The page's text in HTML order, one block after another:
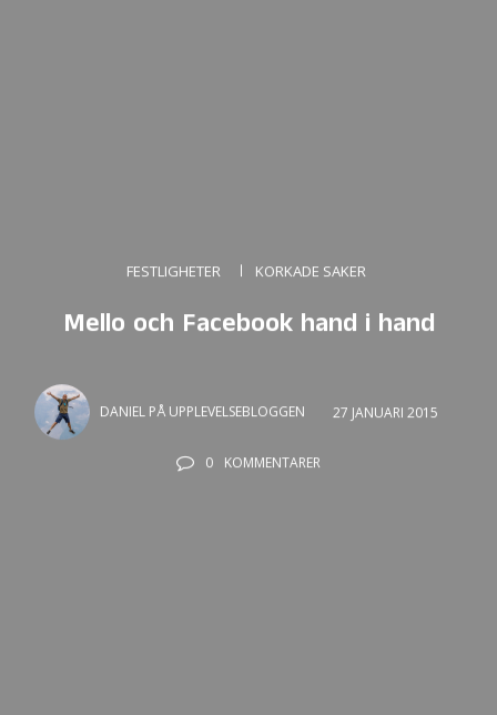
FESTLIGHETER KORKADE SAKER
Mello och Facebook hand i hand
DANIEL PÅ UPPLEVELSEBLOGGEN 27 JANUARI 2015
0 KOMMENTARER